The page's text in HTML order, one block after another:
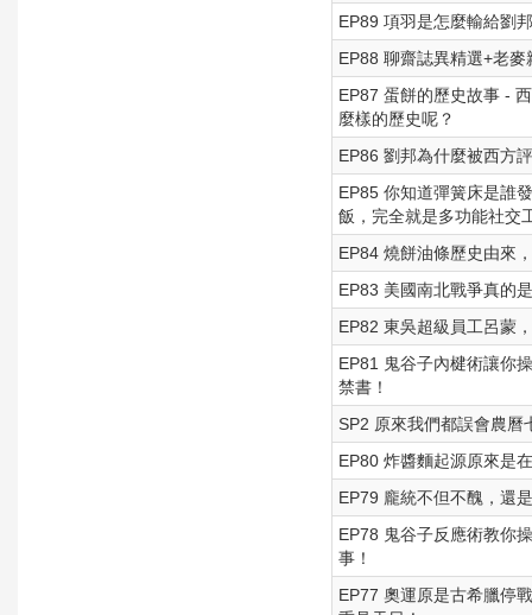
EP89 項羽是怎麼輸給劉
EP88 聊齋誌異精選+老麥
EP87 蛋餅的歷史故事 -
麼樣的歷史呢？
EP86 劉邦為什麼被西方
EP85 你知道彈簧床是誰
飯，完全就是多功能社交
EP84 燒餅油條歷史由來
EP83 美國南北戰爭真的
EP82 東吳超級員工呂蒙
EP81 鬼谷子內楗術讓你
禁書！
SP2 原來我們都誤會農曆
EP80 炸醬麵起源原來是
EP79 龐統不但不醜，還
EP78 鬼谷子反應術教你
事！
EP77 奧運原是古希臘停